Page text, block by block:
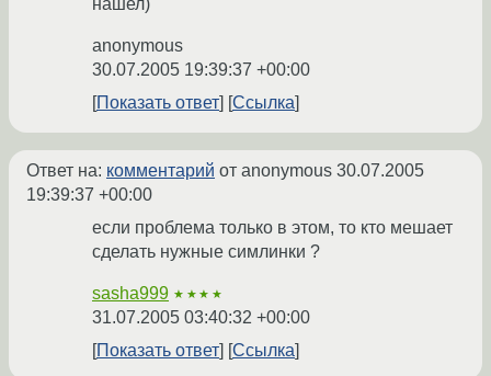
нашел)
anonymous
30.07.2005 19:39:37 +00:00
Показать ответ
Ссылка
Ответ на: комментарий от anonymous 30.07.2005
19:39:37 +00:00
если проблема только в этом, то кто мешает
сделать нужные симлинки ?
sasha999 ★★★★
31.07.2005 03:40:32 +00:00
Показать ответ
Ссылка